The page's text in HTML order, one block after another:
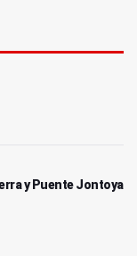
y Puente Jontoya